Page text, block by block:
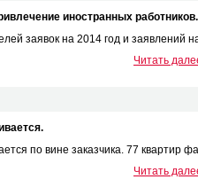
иностранных работников.
заявок на 2014 год и заявлений
Читать
по вине заказчика. 77 квартир
Читать